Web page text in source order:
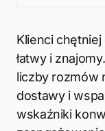
Klienci
łatwy i
liczby rozmów
dostawy i
wskaźniki